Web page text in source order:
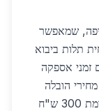
שמאפשר
ימים. זה מפחית תלות ביבוא
זמני אספקה
הובלה
נמוכים: 150 ש"ח לטון בתוך 50 ק"מ, לעומת 300 ש"ח